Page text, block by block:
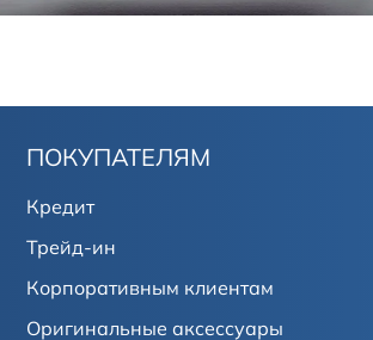
ПОКУПАТЕЛЯМ
Кредит
Трейд-ин
Корпоративным клиентам
Оригинальные аксессуары